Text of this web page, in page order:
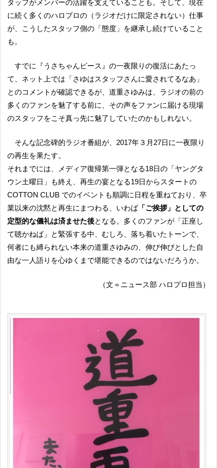
タッフがメンバーの活躍を支えていることも。そして、現在
に続く多くのハロプロの（ラジオだけに限定されない）仕事
が、こうしたスタッフ側の「態度」を継承し続けていること
も。
すでに『うさちゃんピース』の一夜限りの復活にあたっ
て、ネット上では「さゆはスタッフさんに愛されてるなあ」
とのコメントが確認できるが、道重さゆみは、ラジオの前の
多くのファンを魅了する前に、その声をファンに届ける現場
のスタッフをこそ真っ先に魅了していたのかもしれない。
そんな記念碑的ラジオ番組が、2017年３月27日に一夜限り
の再生を果たす。
それまでには、メディア復帰第一弾となる18日の「ヤングタ
ウン土曜日」も終え、再生の宴となる19日からスタートの
COTTON CLUB でのイベントも順調に日程を重ねており、卒
業以来の沈黙と再生にまつわる、いわば「ご挨拶」としての
定型的な儀礼は済ませた後となる。多くのファンが「正座し
て聴かねば」と緊張する中、むしろ、落ち着いたトーンで、
何者にも縛られない本来の道重さゆみの、伸び伸びとした自
由な一人語りを心ゆくまで堪能できるのではないだろうか。
（文＝ニュース部 ハロプロ担当）